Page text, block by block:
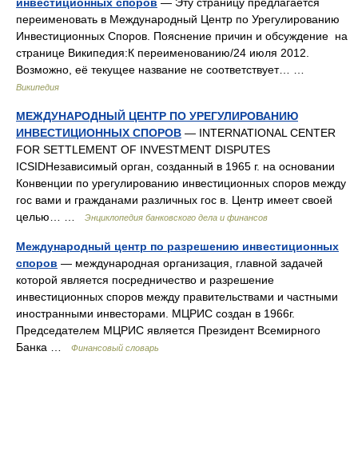
переименовать в Международный Центр по Урегулированию
Инвестиционных Споров. Пояснение причин и обсуждение на
странице Википедия:К переименованию/24 июля 2012.
Возможно, её текущее название не соответствует… …
Википедия
МЕЖДУНАРОДНЫЙ ЦЕНТР ПО УРЕГУЛИРОВАНИЮ
ИНВЕСТИЦИОННЫХ СПОРОВ — INTERNATIONAL CENTER
FOR SETTLEMENT OF INVESTMENT DISPUTES
ICSIDНезависимый орган, созданный в 1965 г. на основании
Конвенции по урегулированию инвестиционных споров между
гос вами и гражданами различных гос в. Центр имеет своей
целью… …
Энциклопедия банковского дела и финансов
Международный центр по разрешению инвестиционных
споров — международная организация, главной задачей
которой является посредничество и разрешение
инвестиционных споров между правительствами и частными
иностранными инвесторами. МЦРИС создан в 1966г.
Председателем МЦРИС является Президент Всемирного
Банка …
Финансовый словарь